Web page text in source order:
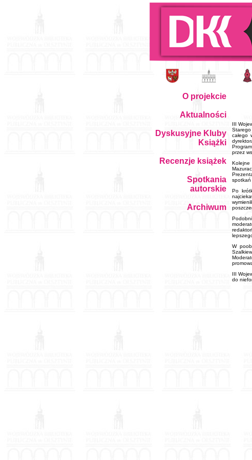
O projekcie
Aktualności
Dyskusyjne Kluby
Książki
Recenzje książek
Spotkania
autorskie
Archiwum
III
całego
przez
Kolejne
spotkań
Po
W
III
do